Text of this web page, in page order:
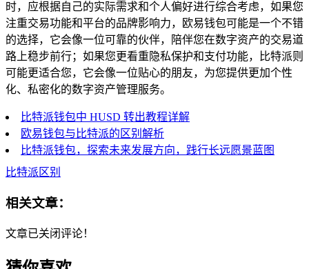
时，应根据自己的实际需求和个人偏好进行综合考虑，如果您
注重交易功能和平台的品牌影响力，欧易钱包可能是一个不错
的选择，它会像一位可靠的伙伴，陪伴您在数字资产的交易道
路上稳步前行；如果您更看重隐私保护和支付功能，比特派则
可能更适合您，它会像一位贴心的朋友，为您提供更加个性
化、私密化的数字资产管理服务。
比特派钱包中 HUSD 转出教程详解
欧易钱包与比特派的区别解析
比特派钱包，探索未来发展方向，践行长远愿景蓝图
比特派区别
相关文章：
文章已关闭评论！